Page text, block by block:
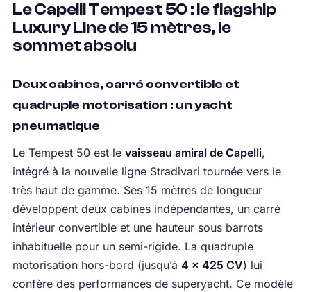
Le Capelli Tempest 50 : le flagship
Luxury Line de 15 mètres, le
sommet absolu
Deux cabines, carré convertible et
quadruple motorisation : un yacht
pneumatique
Le Tempest 50 est le vaisseau amiral de Capelli,
intégré à la nouvelle ligne Stradivari tournée vers le
très haut de gamme. Ses 15 mètres de longueur
développent deux cabines indépendantes, un carré
intérieur convertible et une hauteur sous barrots
inhabituelle pour un semi-rigide. La quadruple
motorisation hors-bord (jusqu’à 4 × 425 CV) lui
confère des performances de superyacht. Ce modèle